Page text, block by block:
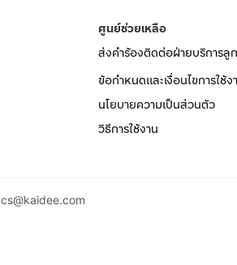
ศูนย์ช่วยเหลือ
ส่งคำร้องติดต่อฝ่ายบริการลู
ข้อกำหนดและเงื่อนไขการใช้ง
นโยบายความเป็นส่วนตัว
วิธีการใช้งาน
cs@kaidee.com